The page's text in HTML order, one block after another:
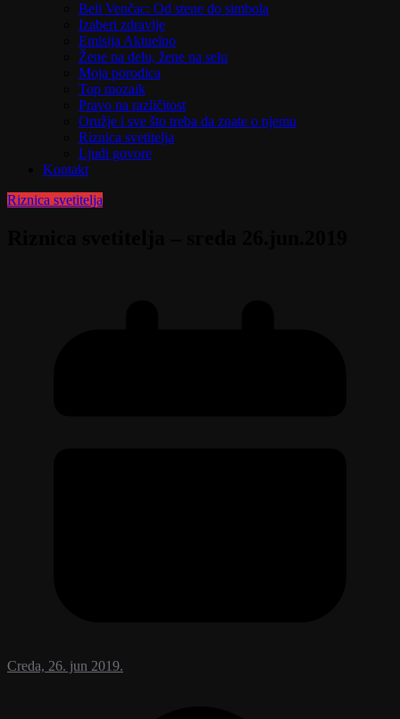
Beli Venčac: Od stene do simbola
Izaberi zdravlje
Emisija Aktuelno
Žene na delu, žene na selu
Moja porodica
Top mozaik
Pravo na različitost
Oružje i sve što treba da znate o njemu
Riznica svetitelja
Ljudi govore
Kontakt
Riznica svetitelja
Creda, 26. jun 2019.